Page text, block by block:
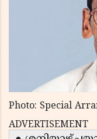
Photo: Special
ADVERTISEMENT